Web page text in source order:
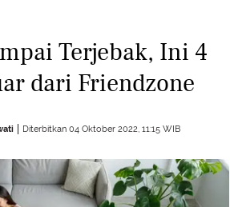
Terjebak, Ini 4
dari Friendzone
Diterbitkan 04 Oktober 2022, 11:15 WIB